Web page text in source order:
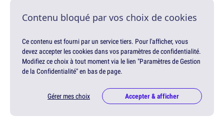
Contenu bloqué par vos choix de cookies
Ce contenu est fourni par un service tiers. Pour l'afficher, vous
devez accepter les cookies dans vos paramètres de confidentialité.
Modifiez ce choix à tout moment via le lien "Paramètres de Gestion
de la Confidentialité" en bas de page.
Gérer mes choix Accepter & afficher